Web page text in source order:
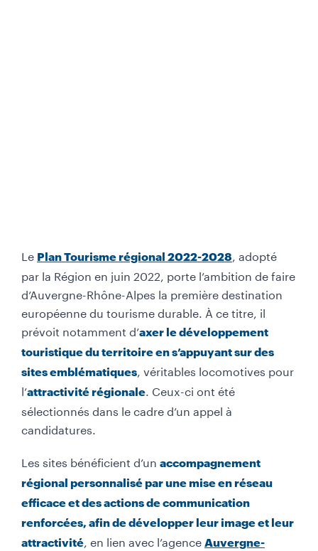
Le Plan Tourisme régional 2022-2028 , adopté
par la Région en juin 2022, porte l’ambition de faire
d’Auvergne-Rhône-Alpes la première destination
européenne du tourisme durable. À ce titre, il
prévoit notamment d’axer le développement
touristique du territoire en s’appuyant sur des
sites emblématiques , véritables locomotives pour
l’attractivité régionale . Ceux-ci ont été
sélectionnés dans le cadre d’un appel à
candidatures.
Les sites bénéficient d’un accompagnement
régional personnalisé par une mise en réseau
efficace et des actions de communication
renforcées, afin de développer leur image et leur
attractivité , en lien avec l’agence Auvergne-